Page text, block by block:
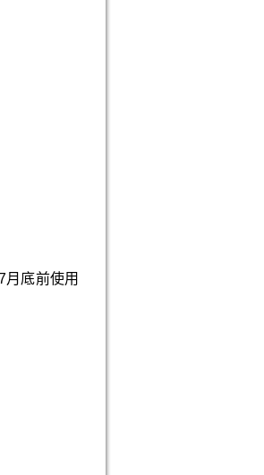
月底前使用